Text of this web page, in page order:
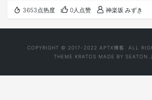
$#a#b#b#a#h#o#p#x#p#o#（这里的字
越界，下面代码会有说明），如此，s 里
3653点热度 0人点赞 神楽坂 みずき
COPYRIGHT © 2017-2022 APTX博客
. ALL
THEME KRATOS MADE BY SEATON